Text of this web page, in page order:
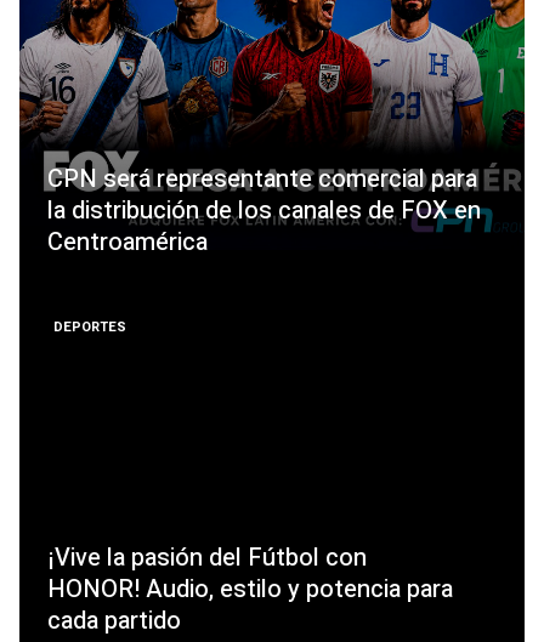
CPN será representante comercial para
la distribución de los canales de FOX en
Centroamérica
DEPORTES
¡Vive la pasión del Fútbol con
HONOR! Audio, estilo y potencia para
cada partido